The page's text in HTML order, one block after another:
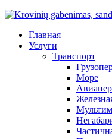
Главная
Услуги
Транспорт
Море